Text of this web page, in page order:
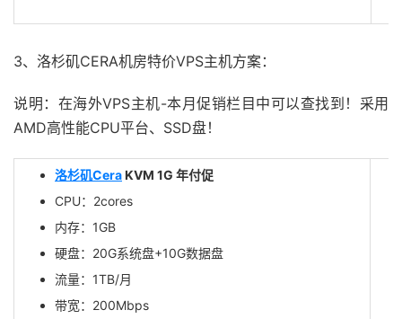
3、洛杉矶CERA机房特价VPS主机方案：
说明：在海外VPS主机-本月促销栏目中可以查找到！采用
AMD高性能CPU平台、SSD盘！
洛杉矶CeraKVM 1G 年付促
CPU：2cores
内存：1GB
硬盘：20G系统盘+10G数据盘
流量：1TB/月
带宽：200Mbps